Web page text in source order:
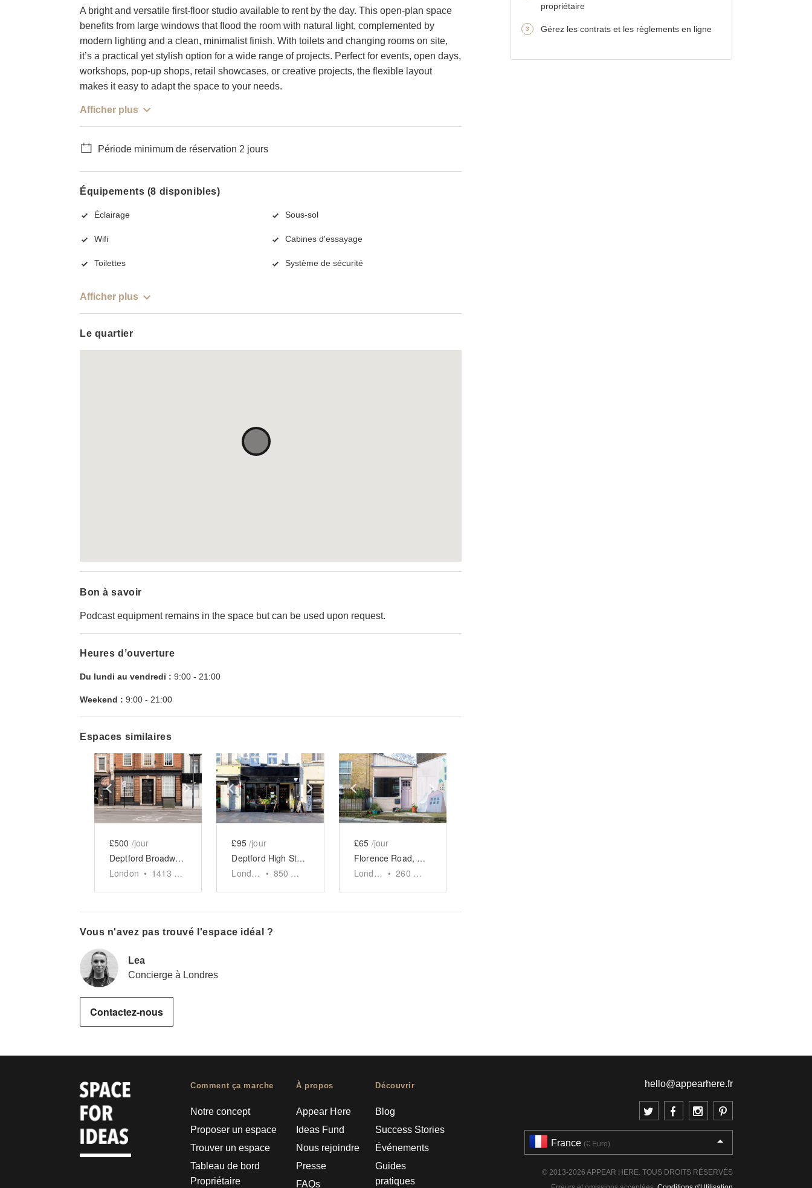
A bright and versatile first-floor studio available to rent by the day. This open-plan space
benefits from large windows that flood the room with natural light, complemented by
modern lighting and a clean, minimalist finish. With toilets and changing rooms on site,
it’s a practical yet stylish option for a wide range of projects. Perfect for events, open days,
workshops, pop-up shops, retail showcases, or creative projects, the flexible layout
makes it easy to adapt the space to your needs.
Afficher plus
Période minimum de réservation 2 jours
Équipements (8 disponibles)
Éclairage Sous-sol
Wifi Cabines d'essayage
Toilettes Système de sécurité
Afficher plus
Le quartier
Bon à savoir
Podcast equipment remains in the space but can be used upon request.
Heures d’ouverture
Du lundi au vendredi : 9:00 - 21:00
Weekend : 9:00 - 21:00
Espaces similaires
Show previous slideShow next slide
£500 /jour
Deptford Broadway, Deptford - The Retro Studio
London • 1413
Show previous slideShow next slide
£95 /jour
Deptford High Street - Quirky Cafe Takeover
London • 850
Show previous slide
£65 /jour
Florence Road, Deptford - The Residential Shop
London • 260
Vous n'avez pas trouvé l'espace idéal ?
Lea
Concierge à Londres
Contactez-nous
propriétaire
Gérez les contrats et les règlements en ligne
Comment ça marche
Notre concept
Proposer un espace
Trouver un espace
Tableau de bord
Propriétaire
À propos
Appear Here
Ideas Fund
Nous rejoindre
Presse
FAQs
Découvrir
Blog
Success Stories
Événements
Guides
pratiques
hello@appearhere.fr
France (€ Euro)
© 2013-2026 APPEAR HERE. TOUS DROITS RÉSERVÉS